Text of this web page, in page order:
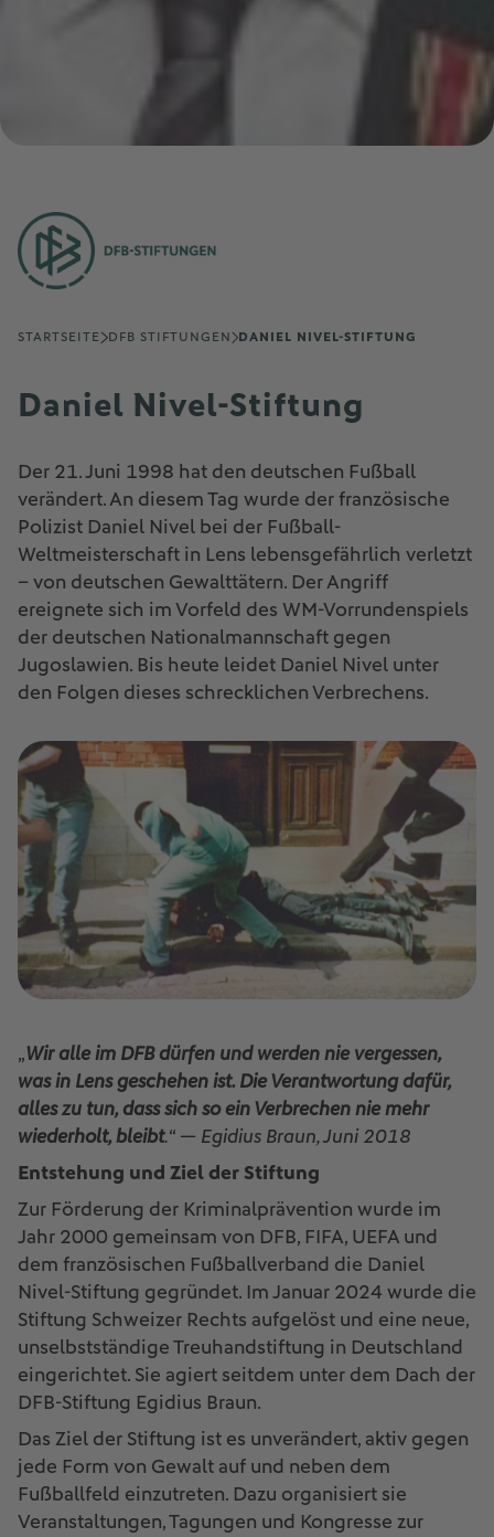
STARTSEITE DFB STIFTUNGEN DANIEL NIVEL-STIFTUNG
Daniel Nivel-Stiftung
Der 21. Juni 1998 hat den deutschen Fußball
verändert. An diesem Tag wurde der französische
Polizist Daniel Nivel bei der Fußball-
Weltmeisterschaft in Lens lebensgefährlich verletzt
– von deutschen Gewalttätern. Der Angriff
ereignete sich im Vorfeld des WM-Vorrundenspiels
der deutschen Nationalmannschaft gegen
Jugoslawien. Bis heute leidet Daniel Nivel unter
den Folgen dieses schrecklichen Verbrechens.
„Wir alle im DFB dürfen und werden nie vergessen,
was in Lens geschehen ist. Die Verantwortung dafür,
alles zu tun, dass sich so ein Verbrechen nie mehr
wiederholt, bleibt.“ — Egidius Braun, Juni 2018
Entstehung und Ziel der Stiftung
Zur Förderung der Kriminalprävention wurde im
Jahr 2000 gemeinsam von DFB, FIFA, UEFA und
dem französischen Fußballverband die Daniel
Nivel-Stiftung gegründet. Im Januar 2024 wurde die
Stiftung Schweizer Rechts aufgelöst und eine neue,
unselbstständige Treuhandstiftung in Deutschland
eingerichtet. Sie agiert seitdem unter dem Dach der
DFB-Stiftung Egidius Braun.
Das Ziel der Stiftung ist es unverändert, aktiv gegen
jede Form von Gewalt auf und neben dem
Fußballfeld einzutreten. Dazu organisiert sie
Veranstaltungen, Tagungen und Kongresse zur